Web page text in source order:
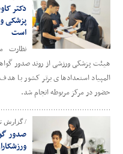
دکتر
پزشکی
است
نظارت
هیئت پزشکی ورزشی از روند صدور
المپیاد استعدادهای برتر کشور با
حضور در مرکز مربوطه انجام شد.
/ گزارش
صدور